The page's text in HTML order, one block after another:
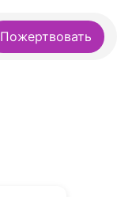
Пожертвовать